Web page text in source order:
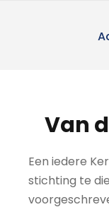
Van
Een iedere
stichting te